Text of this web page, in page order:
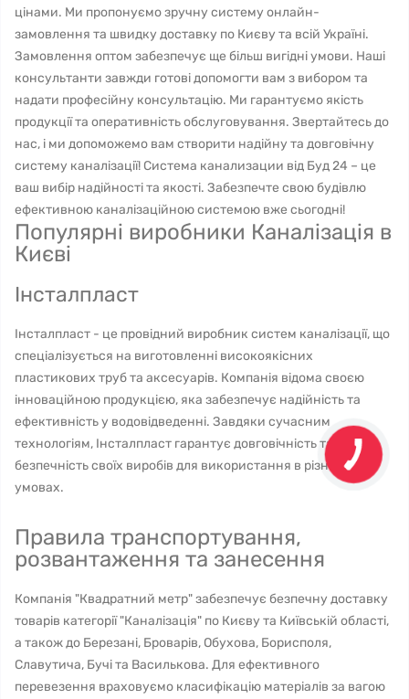
цінами. Ми пропонуємо зручну систему онлайн-
замовлення та швидку доставку по Києву та всій Україні.
Замовлення оптом забезпечує ще більш вигідні умови. Наші
консультанти завжди готові допомогти вам з вибором та
надати професійну консультацію. Ми гарантуємо якість
продукції та оперативність обслуговування. Звертайтесь до
нас, і ми допоможемо вам створити надійну та довговічну
систему каналізації! Система канализации від Буд 24 – це
ваш вибір надійності та якості. Забезпечте свою будівлю
ефективною каналізаційною системою вже сьогодні!
Популярні виробники Каналізація в
Києві
Інсталпласт
Інсталпласт - це провідний виробник систем каналізації, що
спеціалізується на виготовленні високоякісних
пластикових труб та аксесуарів. Компанія відома своєю
інноваційною продукцією, яка забезпечує надійність та
ефективність у водовідведенні. Завдяки сучасним
технологіям, Інсталпласт гарантує довговічність та
безпечність своїх виробів для використання в різних
умовах.
Правила транспортування,
розвантаження та занесення
Компанія "Квадратний метр" забезпечує безпечну доставку
товарів категорії "Каналізація" по Києву та Київській області,
а також до Березані, Броварів, Обухова, Борисполя,
Славутича, Бучі та Василькова. Для ефективного
перевезення враховуємо класифікацію матеріалів за вагою